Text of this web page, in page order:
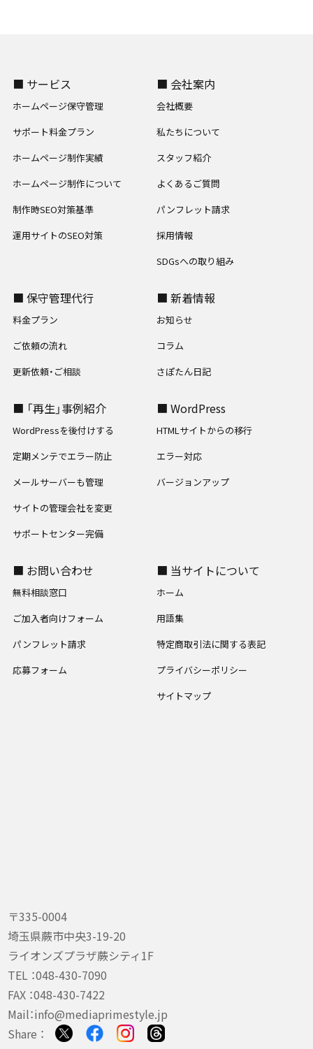
〒335-0004
埼玉県蕨市中央3-19-20
ライオンズプラザ蕨シティ1F
TEL ：048-430-7090
FAX ：048-430-7422
Mail：info@mediaprimestyle.jp
Share ：
■ サービス
ホームページ保守管理
サポート料金プラン
ホームページ制作実績
ホームページ制作について
制作時SEO対策基準
運用サイトのSEO対策
■ 会社案内
会社概要
私たちについて
スタッフ紹介
よくあるご質問
パンフレット請求
採用情報
SDGsへの取り組み
■ 保守管理代行
料金プラン
ご依頼の流れ
更新依頼・ご相談
■ 新着情報
お知らせ
コラム
さぽたん日記
■ 「再生」事例紹介
WordPressを後付けする
定期メンテでエラー防止
メールサーバーも管理
サイトの管理会社を変更
サポートセンター完備
■ WordPress
HTMLサイトからの移行
エラー対応
バージョンアップ
■ お問い合わせ
無料相談窓口
ご加入者向けフォーム
パンフレット請求
応募フォーム
■ 当サイトについて
ホーム
用語集
特定商取引法に関する表記
プライバシーポリシー
サイトマップ